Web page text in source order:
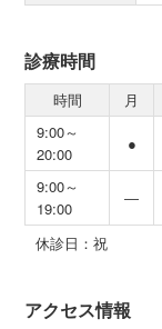
診療時間
時間 月
9:00～
20:00
●
9:00～
19:00
―
休診日：祝
アクセス情報